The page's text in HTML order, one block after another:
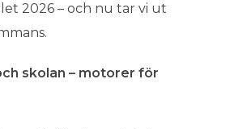
2026 – och nu tar vi ut
skolan – motorer för